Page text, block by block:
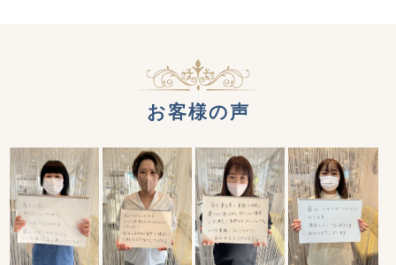
お客様の声